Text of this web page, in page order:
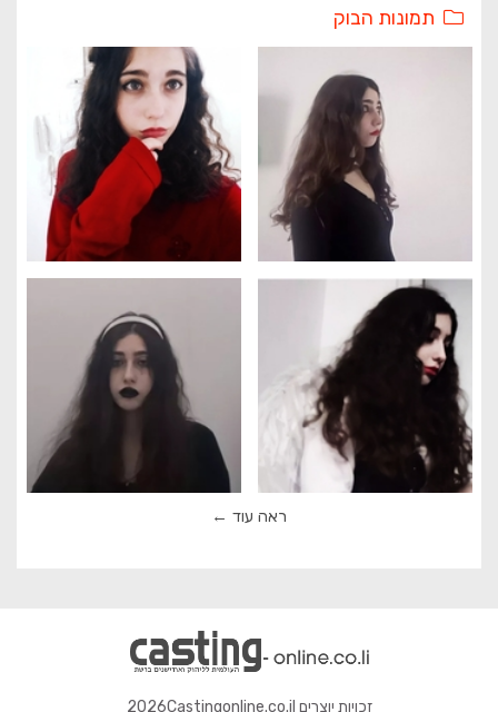
תמונות הבוק
ראה עוד
זכויות יוצרים 2026Castingonline.co.il